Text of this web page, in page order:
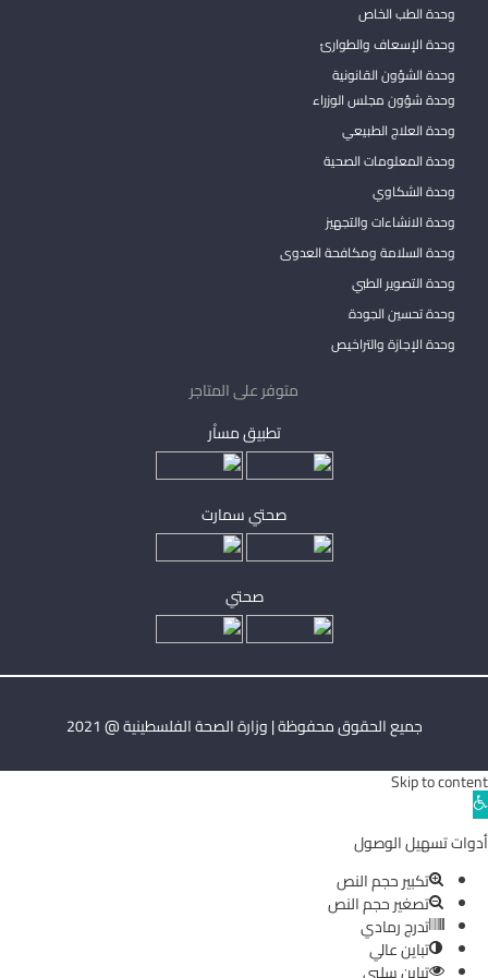
وحدة الطب الخاص
وحدة الإسعاف والطوارئ
وحدة الشؤون القانونية
وحدة شؤون مجلس الوزراء
وحدة العلاج الطبيعي
وحدة المعلومات الصحية
وحدة الشكاوي
وحدة الانشاءات والتجهيز
وحدة السلامة ومكافحة العدوى
وحدة التصوير الطبي
وحدة تحسين الجودة
وحدة الإجازة والتراخيص
متوفر على المتاجر
تطبيق مساْر
صحتي سمارت
صحتي
جميع الحقوق محفوظة | وزارة الصحة الفلسطينية @ 2021
Skip to content
Open
toolbar
أدوات تسهيل الوصول
تكبير حجم النص
تصغير حجم النص
تدرج رمادي
تباين عالي